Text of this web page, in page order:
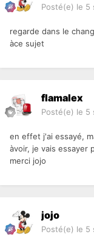
Posté(e) le 5
regarde dans le
àce sujet
flamalex
Posté(e) le 5
en effet j'ai essayé,
àvoir, je vais essayer
merci jojo
jojo
Posté(e) le 5